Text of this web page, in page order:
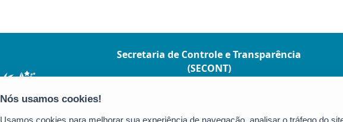
Secretaria de Controle e Transparência
(SECONT)
Usamos cookies para melhorar sua experiência de navegação, analisar o tráfego do